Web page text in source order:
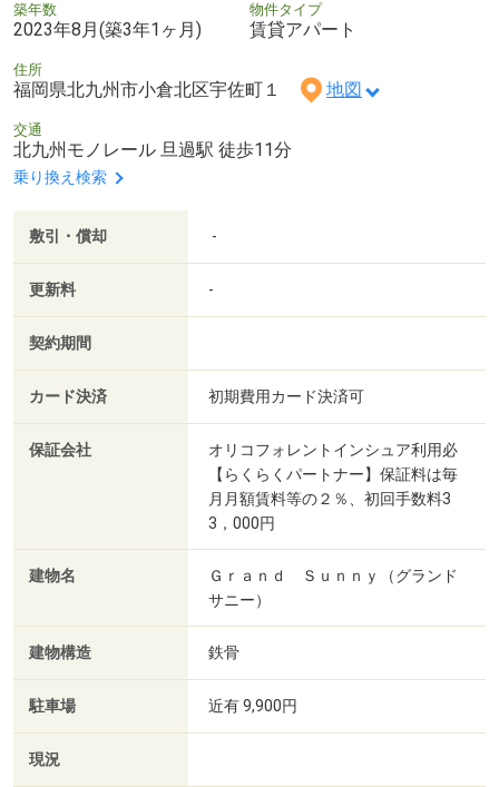
築年数
2023年8月(築3年1ヶ月)
物件タイプ
賃貸アパート
住所
福岡県北九州市小倉北区宇佐町１ 地図
交通
北九州モノレール 旦過駅 徒歩11分
乗り換え検索
敷引・償却 -
更新料 -
契約期間
カード決済 初期費用カード決済可
保証会社
オリコフォレントインシュア利用必
【らくらくパートナー】保証料は毎
月月額賃料等の２％、初回手数料3
3，000円
建物名
Ｇｒａｎｄ Ｓｕｎｎｙ（グランド
サニー）
建物構造 鉄骨
駐車場 近有 9,900円
現況